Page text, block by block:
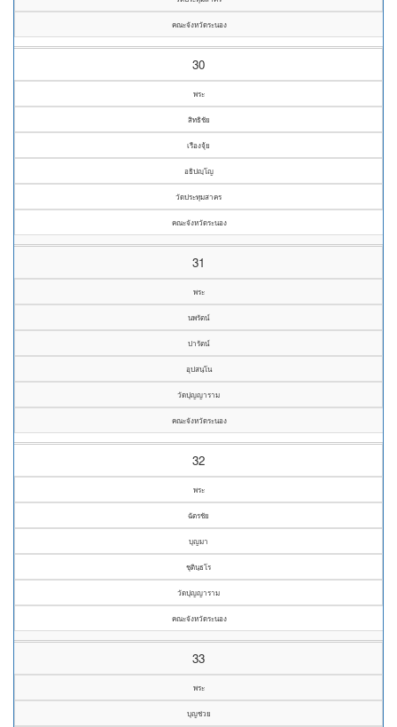
คณะจังหวัดระนอง
30
พระ
สิทธิชัย
เรืองจุ้ย
อธิปญฺโญ
วัดประทุมสาคร
คณะจังหวัดระนอง
31
พระ
นพรัตน์
ปารัตน์
อุปสนฺโน
วัดปุญญาราม
คณะจังหวัดระนอง
32
พระ
ฉัตรชัย
บุญมา
ชุตินฺธโร
วัดปุญญาราม
คณะจังหวัดระนอง
33
พระ
บุญช่วย